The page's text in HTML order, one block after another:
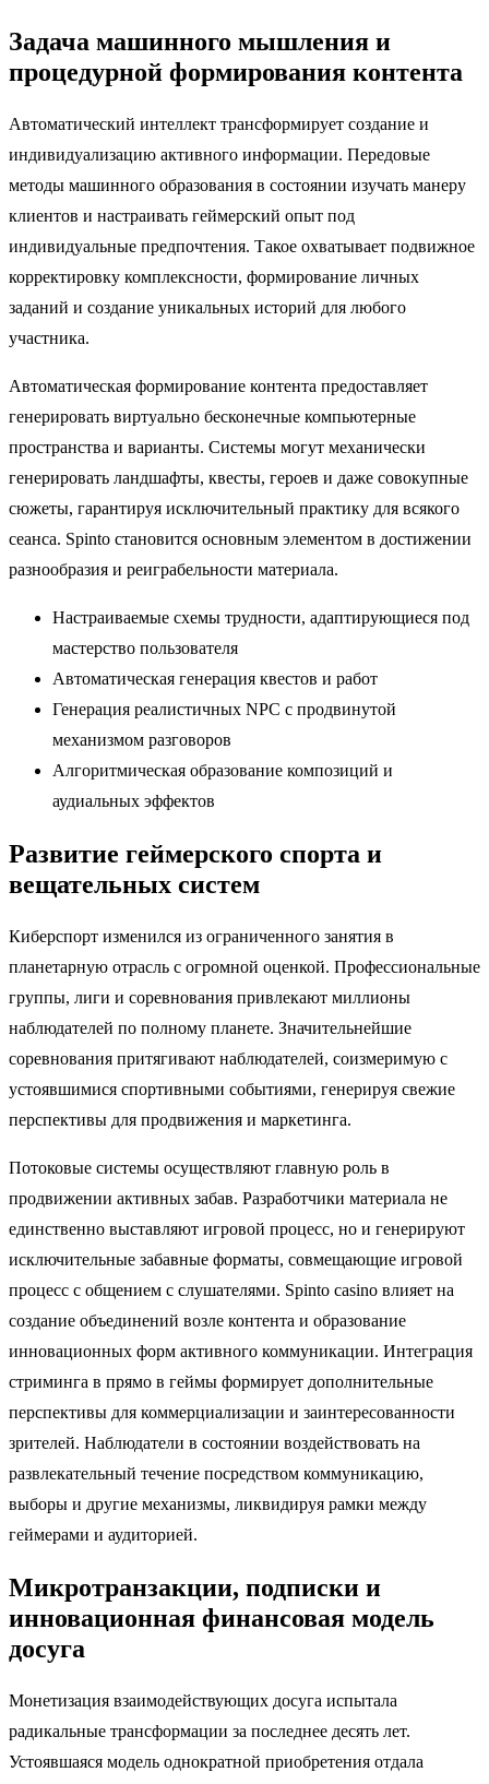
Задача машинного мышления и
процедурной формирования контента
Автоматический интеллект трансформирует создание и
индивидуализацию активного информации. Передовые
методы машинного образования в состоянии изучать манеру
клиентов и настраивать геймерский опыт под
индивидуальные предпочтения. Такое охватывает подвижное
корректировку комплексности, формирование личных
заданий и создание уникальных историй для любого
участника.
Автоматическая формирование контента предоставляет
генерировать виртуально бесконечные компьютерные
пространства и варианты. Системы могут механически
генерировать ландшафты, квесты, героев и даже совокупные
сюжеты, гарантируя исключительный практику для всякого
сеанса. Spinto становится основным элементом в достижении
разнообразия и реиграбельности материала.
Настраиваемые схемы трудности, адаптирующиеся под
мастерство пользователя
Автоматическая генерация квестов и работ
Генерация реалистичных NPC с продвинутой
механизмом разговоров
Алгоритмическая образование композиций и
аудиальных эффектов
Развитие геймерского спорта и
вещательных систем
Киберспорт изменился из ограниченного занятия в
планетарную отрасль с огромной оценкой. Профессиональные
группы, лиги и соревнования привлекают миллионы
наблюдателей по полному планете. Значительнейшие
соревнования притягивают наблюдателей, соизмеримую с
устоявшимися спортивными событиями, генерируя свежие
перспективы для продвижения и маркетинга.
Потоковые системы осуществляют главную роль в
продвижении активных забав. Разработчики материала не
единственно выставляют игровой процесс, но и генерируют
исключительные забавные форматы, совмещающие игровой
процесс с общением с слушателями. Spinto casino влияет на
создание объединений возле контента и образование
инновационных форм активного коммуникации. Интеграция
стриминга в прямо в геймы формирует дополнительные
перспективы для коммерциализации и заинтересованности
зрителей. Наблюдатели в состоянии воздействовать на
развлекательный течение посредством коммуникацию,
выборы и другие механизмы, ликвидируя рамки между
геймерами и аудиторией.
Микротранзакции, подписки и
инновационная финансовая модель
досуга
Монетизация взаимодействующих досуга испытала
радикальные трансформации за последнее десять лет.
Устоявшаяся модель однократной приобретения отдала